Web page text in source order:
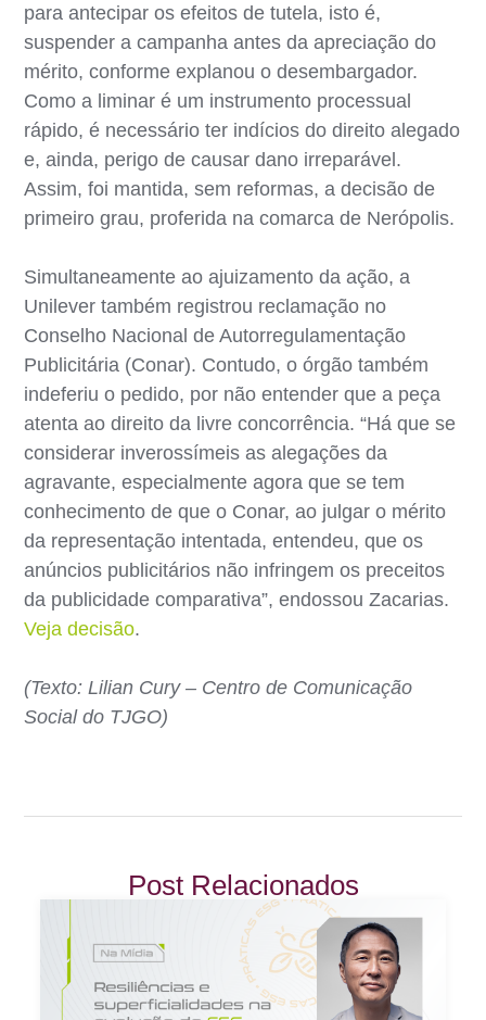
para antecipar os efeitos de tutela, isto é,
suspender a campanha antes da apreciação do
mérito, conforme explanou o desembargador.
Como a liminar é um instrumento processual
rápido, é necessário ter indícios do direito alegado
e, ainda, perigo de causar dano irreparável.
Assim, foi mantida, sem reformas, a decisão de
primeiro grau, proferida na comarca de Nerópolis.
Simultaneamente ao ajuizamento da ação, a
Unilever também registrou reclamação no
Conselho Nacional de Autorregulamentação
Publicitária (Conar). Contudo, o órgão também
indeferiu o pedido, por não entender que a peça
atenta ao direito da livre concorrência. “Há que se
considerar inverossímeis as alegações da
agravante, especialmente agora que se tem
conhecimento de que o Conar, ao julgar o mérito
da representação intentada, entendeu, que os
anúncios publicitários não infringem os preceitos
da publicidade comparativa”, endossou Zacarias.
Veja decisão.
(Texto: Lilian Cury – Centro de Comunicação
Social do TJGO)
Post Relacionados